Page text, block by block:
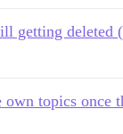
getting deleted
own topics once